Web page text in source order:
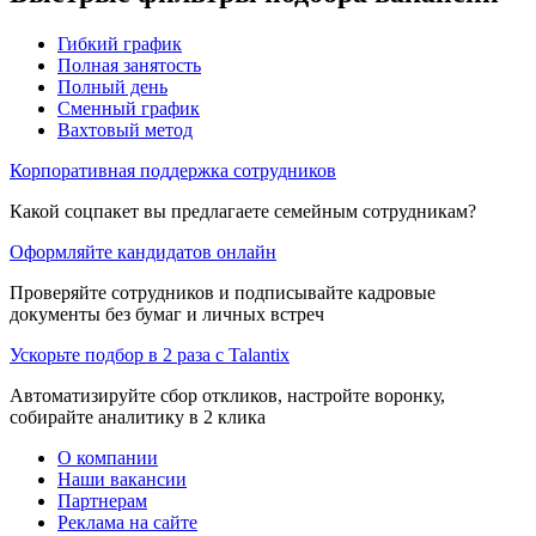
Гибкий график
Полная занятость
Полный день
Сменный график
Вахтовый метод
Корпоративная поддержка сотрудников
Какой соцпакет вы предлагаете семейным сотрудникам?
Оформляйте кандидатов онлайн
Проверяйте сотрудников и подписывайте кадровые
документы без бумаг и личных встреч
Ускорьте подбор в 2 раза с Talantix
Автоматизируйте сбор откликов, настройте воронку,
собирайте аналитику в 2 клика
О компании
Наши вакансии
Партнерам
Реклама на сайте